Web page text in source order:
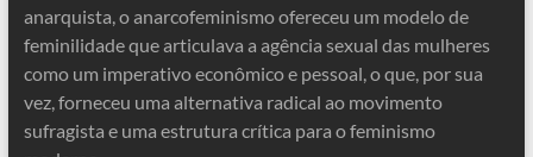
anarquista, o anarcofeminismo ofereceu um modelo de
feminilidade que articulava a agência sexual das mulheres
como um imperativo econômico e pessoal, o que, por sua
vez, forneceu uma alternativa radical ao movimento
sufragista e uma estrutura crítica para o feminismo